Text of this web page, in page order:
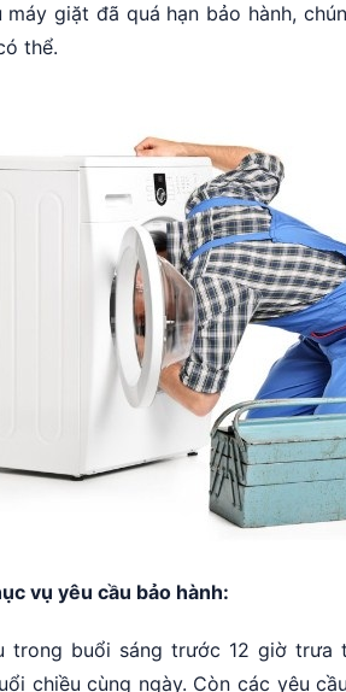
máy giặt đã quá hạn bảo hành,
thể.
vụ yêu cầu bảo hành:
trong buổi sáng trước 12 giờ
chiều cùng ngày. Còn các yêu